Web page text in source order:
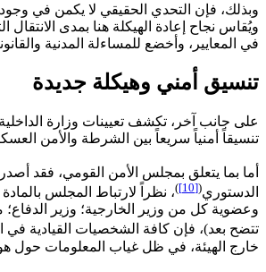
وبذلك، فإن التحدي الحقيقي لا يكمن في
ويُقاس نجاح إعادة الهيكلة هنا بمدى
في المعايير، وأخضع للمساءلة المدنية
تنسيق أمني وهيكلة جديدة
على جانب آخر، تكشف تعيينات وزارة
تنسيقاً أمنياً سريعاً بين الشرطة والأمن
أما بما يتعلق بمجلس الأمن القومي، فقد أصدر الرئيس أحمد الشرع بتاريخ 12 آذار/مارس 2025
الدستوري(
[10]
)
وعضوية كل من وزير الخارجية؛ وزير الدفاع؛
تتضح بعد)، فإن كافة الشخصيات القيادية
خارج الهيئة، في ظل غياب المعلومات حول